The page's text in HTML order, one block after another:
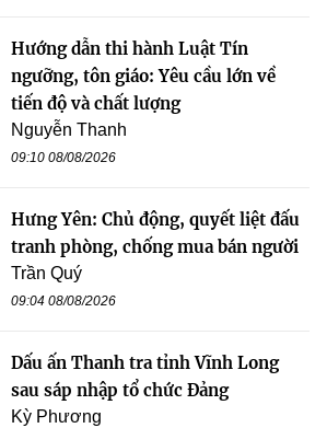
Hướng dẫn thi hành Luật Tín
ngưỡng, tôn giáo: Yêu cầu lớn về
tiến độ và chất lượng
Nguyễn Thanh
09:10 08/08/2026
Hưng Yên: Chủ động, quyết liệt đấu
tranh phòng, chống mua bán người
Trần Quý
09:04 08/08/2026
Dấu ấn Thanh tra tỉnh Vĩnh Long
sau sáp nhập tổ chức Đảng
Kỳ Phương